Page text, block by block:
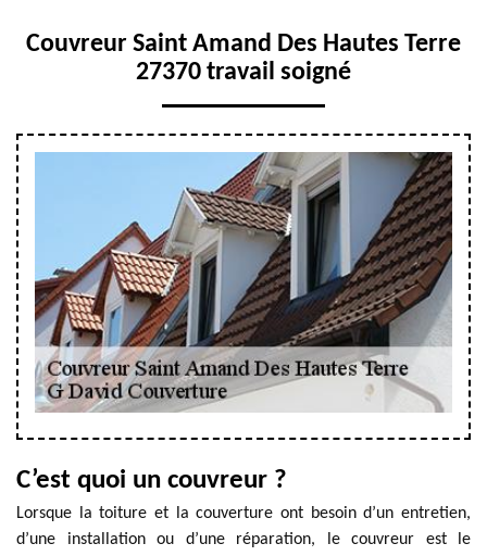
Couvreur Saint Amand Des Hautes Terre
27370 travail soigné
C’est quoi un couvreur ?
Lorsque la toiture et la couverture ont besoin d’un entretien,
d’une installation ou d’une réparation, le couvreur est le